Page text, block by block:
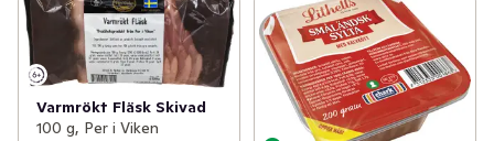
Varmrökt Fläsk Skivad
100 g, Per i Viken